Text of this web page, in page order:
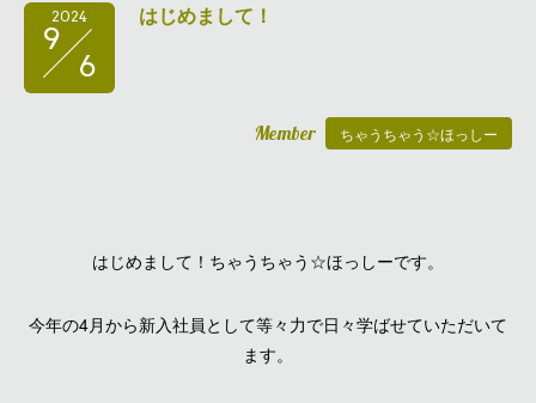
2024
9
6
はじめまして！
Member ちゃうちゃう☆ほっしー
はじめまして！ちゃうちゃう☆ほっしーです。
今年の4月から新入社員として等々力で日々学ばせていただいて
ます。